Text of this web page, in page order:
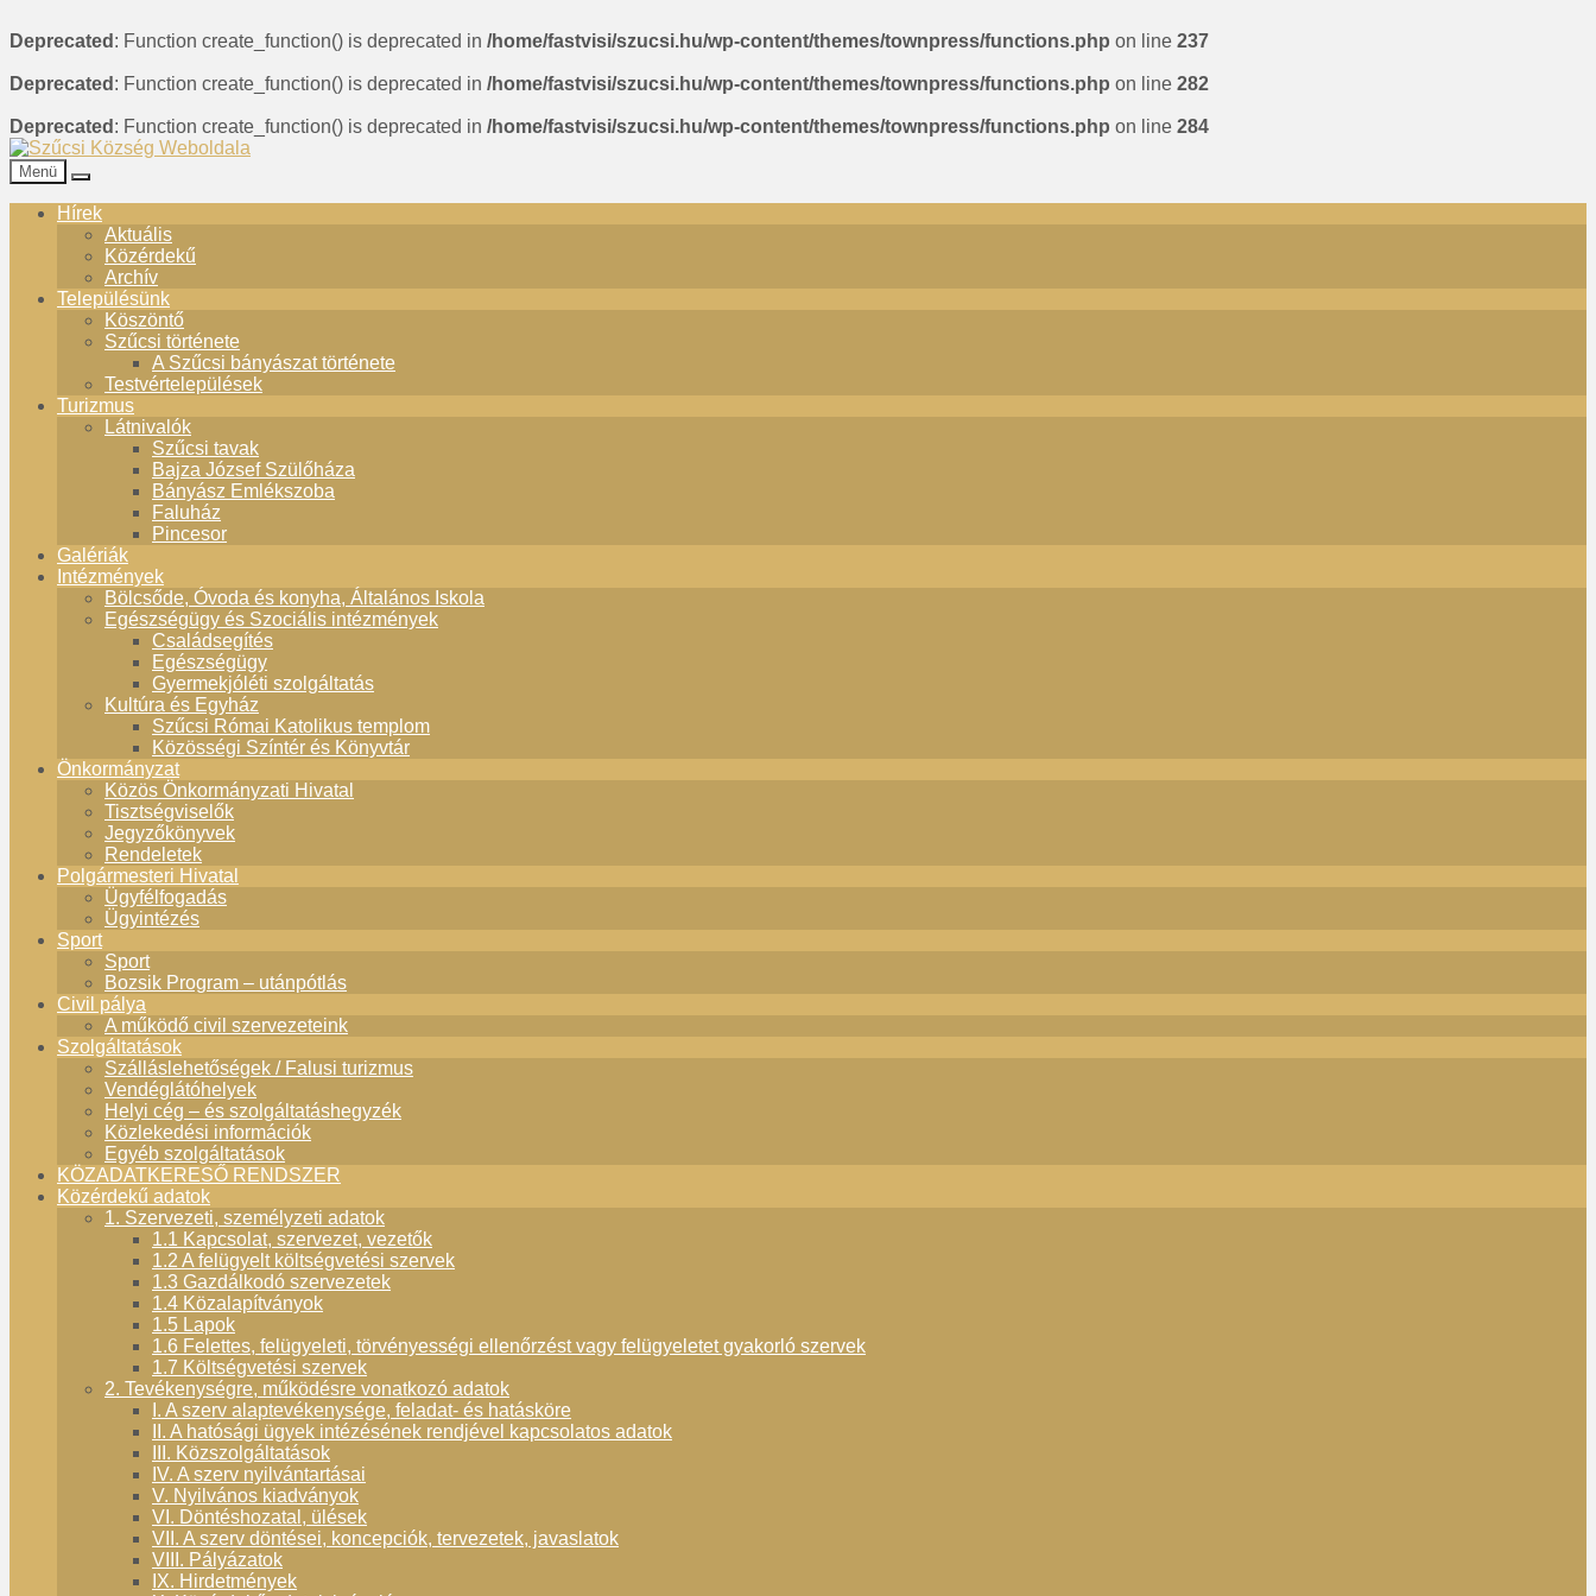
Deprecated : Function create_function() is deprecated in /home/fastvisi/szucsi.hu/wp-content/themes/townpress/functions.php on line 237
Deprecated : Function create_function() is deprecated in /home/fastvisi/szucsi.hu/wp-content/themes/townpress/functions.php on line 282
Deprecated : Function create_function() is deprecated in /home/fastvisi/szucsi.hu/wp-content/themes/townpress/functions.php on line 284
Menü
Hírek
Aktuális
Közérdekű
Archív
Településünk
Köszöntő
Szűcsi története
A Szűcsi bányászat története
Testvértelepülések
Turizmus
Látnivalók
Szűcsi tavak
Bajza József Szülőháza
Bányász Emlékszoba
Faluház
Pincesor
Galériák
Intézmények
Bölcsőde, Óvoda és konyha, Általános Iskola
Egészségügy és Szociális intézmények
Családsegítés
Egészségügy
Gyermekjóléti szolgáltatás
Kultúra és Egyház
Szűcsi Római Katolikus templom
Közösségi Színtér és Könyvtár
Önkormányzat
Közös Önkormányzati Hivatal
Tisztségviselők
Jegyzőkönyvek
Rendeletek
Polgármesteri Hivatal
Ügyfélfogadás
Ügyintézés
Sport
Sport
Bozsik Program – utánpótlás
Civil pálya
A működő civil szervezeteink
Szolgáltatások
Szálláslehetőségek / Falusi turizmus
Vendéglátóhelyek
Helyi cég – és szolgáltatáshegyzék
Közlekedési információk
Egyéb szolgáltatások
KÖZADATKERESŐ RENDSZER
Közérdekű adatok
1. Szervezeti, személyzeti adatok
1.1 Kapcsolat, szervezet, vezetők
1.2 A felügyelt költségvetési szervek
1.3 Gazdálkodó szervezetek
1.4 Közalapítványok
1.5 Lapok
1.6 Felettes, felügyeleti, törvényességi ellenőrzést vagy felügyeletet gyakorló szervek
1.7 Költségvetési szervek
2. Tevékenységre, működésre vonatkozó adatok
I. A szerv alaptevékenysége, feladat- és hatásköre
II. A hatósági ügyek intézésének rendjével kapcsolatos adatok
III. Közszolgáltatások
IV. A szerv nyilvántartásai
V. Nyilvános kiadványok
VI. Döntéshozatal, ülések
VII. A szerv döntései, koncepciók, tervezetek, javaslatok
VIII. Pályázatok
IX. Hirdetmények